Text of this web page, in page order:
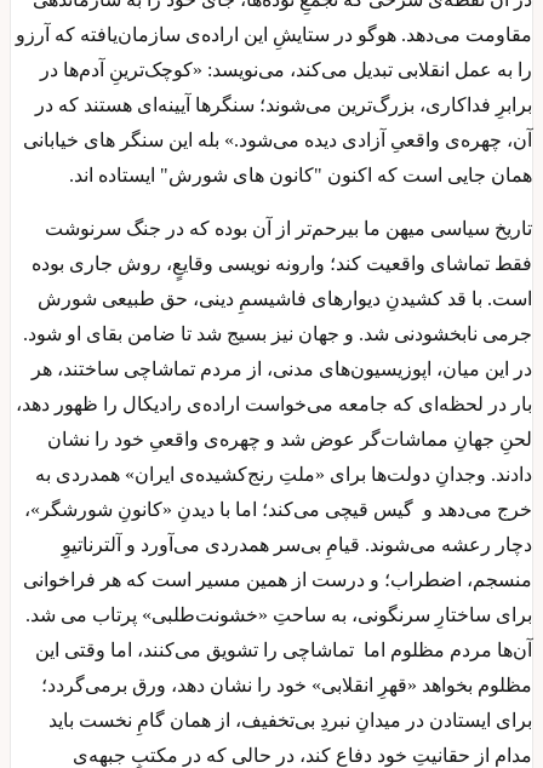
مقاومت می‌دهد. هوگو در ستایشِ این اراده‌ی سازمان‌یافته که آرزو
را به عمل انقلابی تبدیل می‌کند، می‌نویسد: «کوچک‌ترینِ آدم‌ها در
برابرِ فداکاری، بزرگ‌ترین می‌شوند؛ سنگرها آیینه‌ای هستند که در
آن، چهره‌ی واقعیِ آزادی دیده می‌شود.» بله این سنگر های خیابانی
همان جایی است که اکنون "کانون های شورش" ایستاده اند.
تاریخ سیاسی میهن ما بیرحم‌تر از آن بوده که در جنگ سرنوشت
فقط تماشای واقعیت کند؛ وارونه نویسی وقایعٍ، روش جاری بوده
است. با قد کشیدنِ دیوارهای فاشیسمِ دینی، حق طبیعی‌ شورش
جرمی نابخشودنی شد. و جهان نیز بسیج شد تا ضامن بقای او شود.
در این میان، اپوزیسیون‌های مدنی، از مردم تماشاچی ساختند، هر
بار در لحظه‌ای که جامعه می‌خواست اراده‌ی رادیکال را ظهور دهد،
لحنِ جهانِ مماشات‌گر عوض شد و چهره‌ی واقعیِ خود را نشان
دادند. وجدانِ دولت‌ها برای «ملتِ رنج‌کشیده‌ی ایران» همدردی به
خرج می‌دهد و گیس قیچی می‌کند؛ اما با دیدنِ «کانونِ شورشگر»،
دچار رعشه می‌شوند. قیامِ بی‌سر همدردی می‌آورد و آلترناتیوِ
منسجم، اضطراب؛ و درست از همین مسیر است که هر فراخوانی
برای ساختارِ سرنگونی، به ساحتِ «خشونت‌طلبی» پرتاب می شد.
آن‌ها مردم مظلوم اما تماشاچی را تشویق می‌کنند، اما وقتی این
مظلوم بخواهد «قهرِ انقلابی» خود را نشان دهد، ورق برمی‌گردد؛
برای ایستادن در میدانِ نبردِ بی‌تخفیف، از همان گامِ نخست باید
مدام از حقانیتِ خود دفاع کند، در حالی که در مکتبِ جبهه‌ی